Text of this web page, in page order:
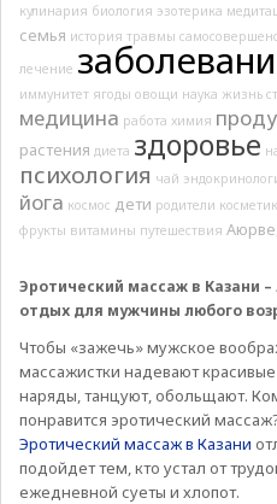
кулинария биология эзотерика
семья история травмы
лечение
иммунитет ягоды овощи наука жизнь
медицина работа химия
растения диета здоровье
психология чай
йога космос дети родители
фрукты витамины путешествия
Эротический массаж в Казани
отдых для мужчины любого
Чтобы «зажечь» мужское
массажистки надевают
наряды, танцуют, обольщают.
понравится эротический
Эротический массаж в Казани
подойдет тем, кто устал от
ежедневной суеты и хлопот.